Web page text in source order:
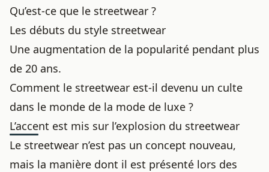
Qu’est-ce que le streetwear ?
Les débuts du style streetwear
Une augmentation de la popularité pendant plus
de 20 ans.
Comment le streetwear est-il devenu un culte
dans le monde de la mode de luxe ?
L’accent est mis sur l’explosion du streetwear
Le streetwear n’est pas un concept nouveau,
mais la manière dont il est présenté lors des